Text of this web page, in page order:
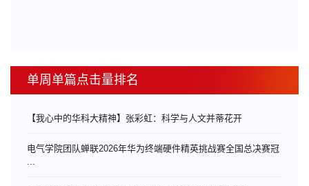
单周单篇点击量排名
【我心中的华科大精神】张彩虹：科学与人文并蒂花开
电气学院团队蝉联2026年华为终端硬件精英挑战赛全国总决赛冠
...